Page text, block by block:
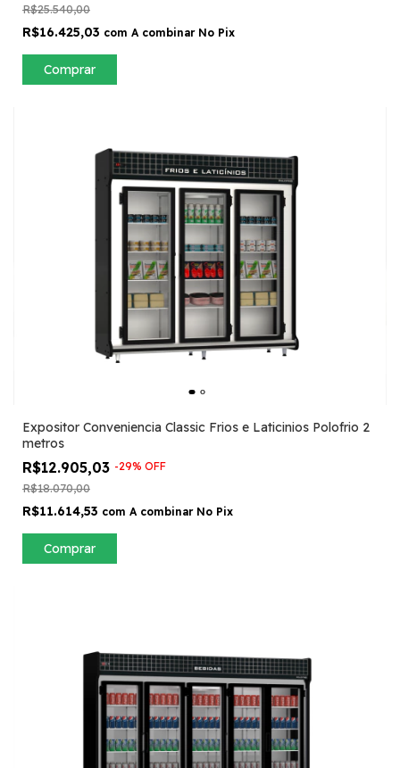
R$25.540,00
R$16.425,03 com A combinar No Pix
Comprar
Expositor Conveniencia Classic Frios e Laticinios Polofrio 2
metros
R$12.905,03 -29% OFF
R$18.070,00
R$11.614,53 com A combinar No Pix
Comprar